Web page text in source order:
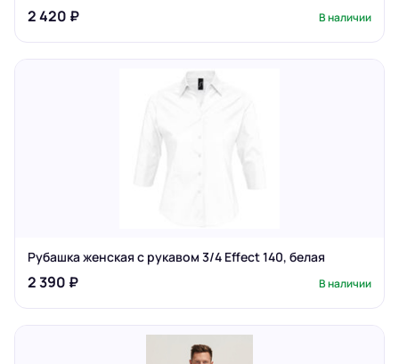
2 420 ₽ В наличии
Рубашка женская с рукавом 3/4 Effect 140, белая
2 390 ₽ В наличии